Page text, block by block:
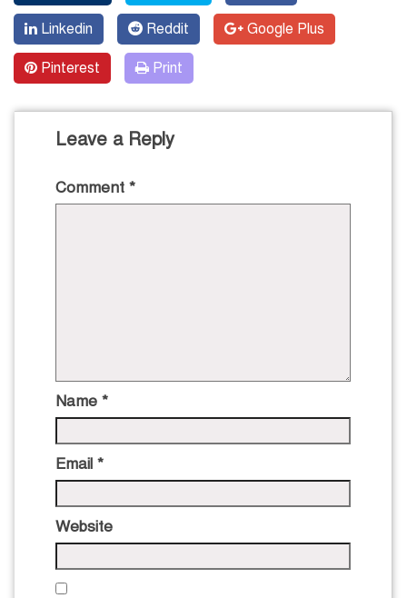
Linkedin Reddit Google Plus
Pinterest Print
Leave a Reply
Comment *
Name *
Email *
Website